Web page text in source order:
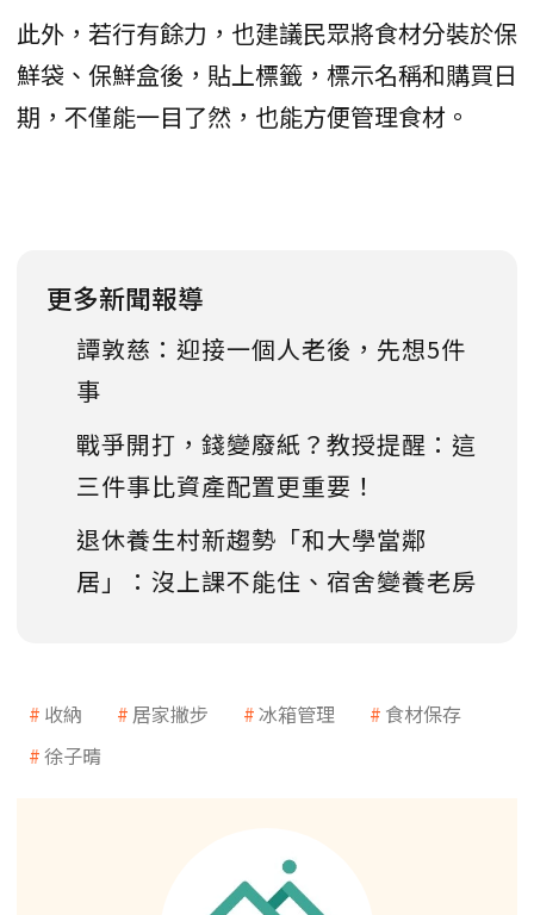
此外，若行有餘力，也建議民眾將食材分裝於保
鮮袋、保鮮盒後，貼上標籤，標示名稱和購買日
期，不僅能一目了然，也能方便管理食材。
更多新聞報導
譚敦慈：迎接一個人老後，先想5件
事
戰爭開打，錢變廢紙？教授提醒：這
三件事比資產配置更重要！
退休養生村新趨勢「和大學當鄰
居」：沒上課不能住、宿舍變養老房
收納 居家撇步 冰箱管理
食材保存
徐子晴